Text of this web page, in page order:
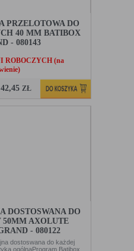
PRZELOTOWA DO
40 MM BATIBOX
- 080143
ROBOCZYCH (na
42,45ZŁ
DOSTOSWANA DO
50MM AXOLUTE
- 080122
dostoswana do każdej
ogólnaProgram Batibox